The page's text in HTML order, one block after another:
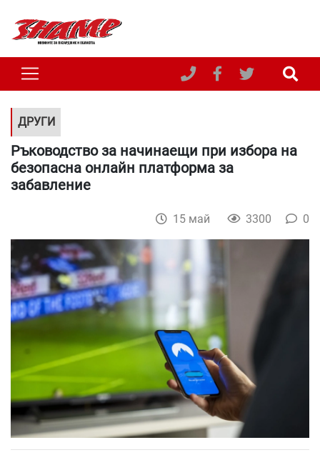
ДРУГИ
Ръководство за начинаещи при избора на
безопасна онлайн платформа за
забавление
15 май 3300 0